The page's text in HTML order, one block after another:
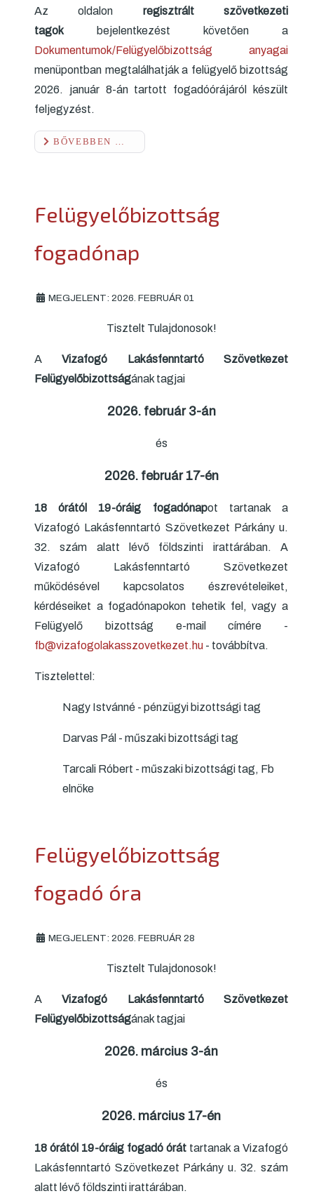
Az oldalon regisztrált szövetkezeti
tagok bejelentkezést követően a
Dokumentumok/Felügyelőbizottság anyagai
menüpontban megtalálhatják a felügyelő bizottság
2026. január 8-án tartott fogadóórájáról készült
feljegyzést.
BŐVEBBEN …
Felügyelőbizottság
fogadónap
MEGJELENT: 2026. FEBRUÁR 01
Tisztelt Tulajdonosok!
AVizafogó Lakásfenntartó Szövetkezet
Felügyelőbizottságának tagjai
2026. február 3-án
és
2026. február 17-én
18 órától 19-óráig fogadónapot tartanak a
Vizafogó Lakásfenntartó Szövetkezet Párkány u.
32. szám alatt lévő földszinti irattárában. A
Vizafogó Lakásfenntartó Szövetkezet
működésével kapcsolatos észrevételeiket,
kérdéseiket a fogadónapokon tehetik fel, vagy a
Felügyelő bizottság e-mail címére -
fb@vizafogolakasszovetkezet.hu - továbbítva.
Tisztelettel:
Nagy Istvánné - pénzügyi bizottsági tag
Darvas Pál - műszaki bizottsági tag
Tarcali Róbert - műszaki bizottsági tag, Fb
elnöke
Felügyelőbizottság
fogadó óra
MEGJELENT: 2026. FEBRUÁR 28
Tisztelt Tulajdonosok!
AVizafogó Lakásfenntartó Szövetkezet
Felügyelőbizottságának tagjai
2026. március 3-án
és
2026. március 17-én
18 órától 19-óráig fogadó órát tartanak a Vizafogó
Lakásfenntartó Szövetkezet Párkány u. 32. szám
alatt lévő földszinti irattárában.